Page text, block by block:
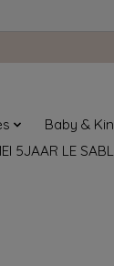
Baby &
5JAAR LE